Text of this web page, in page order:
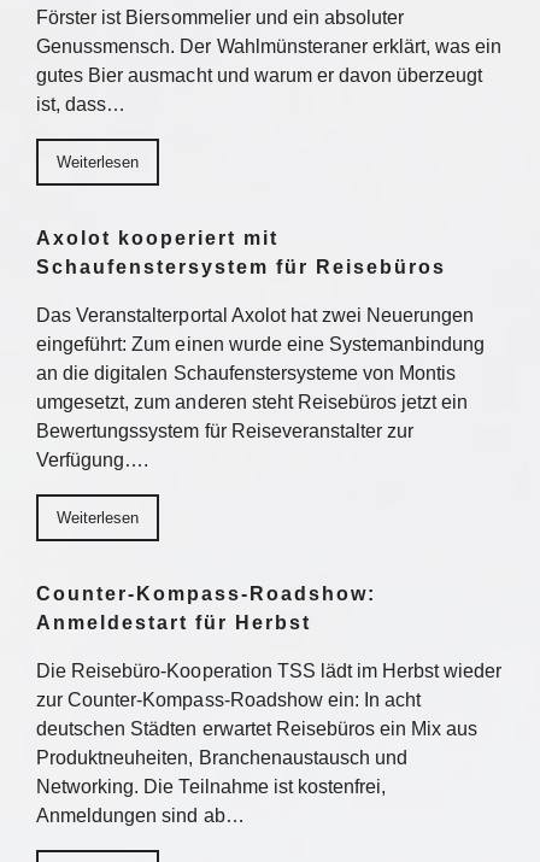
Förster ist Biersommelier und ein absoluter
Genussmensch. Der Wahlmünsteraner erklärt, was ein
gutes Bier ausmacht und warum er davon überzeugt
ist, dass…
Weiterlesen
Axolot kooperiert mit
Schaufenstersystem für Reisebüros
Das Veranstalterportal Axolot hat zwei Neuerungen
eingeführt: Zum einen wurde eine Systemanbindung
an die digitalen Schaufenstersysteme von Montis
umgesetzt, zum anderen steht Reisebüros jetzt ein
Bewertungssystem für Reiseveranstalter zur
Verfügung….
Weiterlesen
Counter-Kompass-Roadshow:
Anmeldestart für Herbst
Die Reisebüro-Kooperation TSS lädt im Herbst wieder
zur Counter-Kompass-Roadshow ein: In acht
deutschen Städten erwartet Reisebüros ein Mix aus
Produktneuheiten, Branchenaustausch und
Networking. Die Teilnahme ist kostenfrei,
Anmeldungen sind ab…